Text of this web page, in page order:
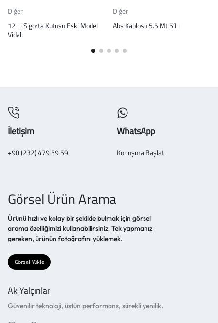
Diğer
12 Li Sigorta Kutusu Eski Model
Vidalı
Diğer
Abs Kablosu 5.5 Mt 5’Lı
İletişim
+90 (232) 479 59 59
WhatsApp
Konuşma Başlat
Görsel Ürün Arama
Ürünü hızlı ve kolay bir şekilde bulmak için görsel
arama özelliğimizi kullanabilirsiniz. Tek yapmanız
gereken, ürünün fotoğrafını yüklemek.
Görsel Yükle
Ak Yalçınlar
Güvenilir teknoloji, üstün performans, sürekli yenilik.